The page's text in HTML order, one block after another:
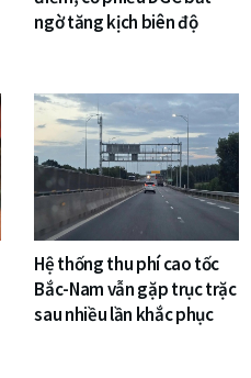
ngờ tăng kịch biên độ
Hệ thống thu phí cao tốc
Bắc-Nam vẫn gặp trục trặc
sau nhiều lần khắc phục